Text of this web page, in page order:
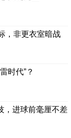
，非更衣室暗战
时代”？
，进球前毫厘不差